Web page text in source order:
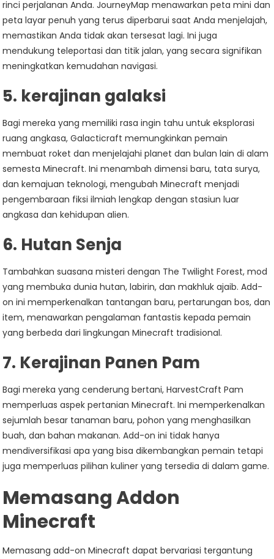
rinci perjalanan Anda. JourneyMap menawarkan peta mini dan
peta layar penuh yang terus diperbarui saat Anda menjelajah,
memastikan Anda tidak akan tersesat lagi. Ini juga
mendukung teleportasi dan titik jalan, yang secara signifikan
meningkatkan kemudahan navigasi.
5. kerajinan galaksi
Bagi mereka yang memiliki rasa ingin tahu untuk eksplorasi
ruang angkasa, Galacticraft memungkinkan pemain
membuat roket dan menjelajahi planet dan bulan lain di alam
semesta Minecraft. Ini menambah dimensi baru, tata surya,
dan kemajuan teknologi, mengubah Minecraft menjadi
pengembaraan fiksi ilmiah lengkap dengan stasiun luar
angkasa dan kehidupan alien.
6. Hutan Senja
Tambahkan suasana misteri dengan The Twilight Forest, mod
yang membuka dunia hutan, labirin, dan makhluk ajaib. Add-
on ini memperkenalkan tantangan baru, pertarungan bos, dan
item, menawarkan pengalaman fantastis kepada pemain
yang berbeda dari lingkungan Minecraft tradisional.
7. Kerajinan Panen Pam
Bagi mereka yang cenderung bertani, HarvestCraft Pam
memperluas aspek pertanian Minecraft. Ini memperkenalkan
sejumlah besar tanaman baru, pohon yang menghasilkan
buah, dan bahan makanan. Add-on ini tidak hanya
mendiversifikasi apa yang bisa dikembangkan pemain tetapi
juga memperluas pilihan kuliner yang tersedia di dalam game.
Memasang Addon
Minecraft
Memasang add-on Minecraft dapat bervariasi tergantung